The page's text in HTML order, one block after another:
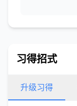
习得招式
升级习得